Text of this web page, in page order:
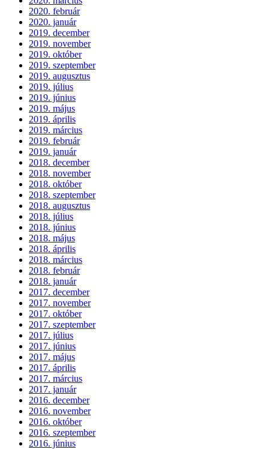
2020. február
2020. január
2019. december
2019. november
2019. október
2019. szeptember
2019. augusztus
2019. július
2019. június
2019. május
2019. április
2019. március
2019. február
2019. január
2018. december
2018. november
2018. október
2018. szeptember
2018. augusztus
2018. július
2018. június
2018. május
2018. április
2018. március
2018. február
2018. január
2017. december
2017. november
2017. október
2017. szeptember
2017. július
2017. június
2017. május
2017. április
2017. március
2017. január
2016. december
2016. november
2016. október
2016. szeptember
2016. június